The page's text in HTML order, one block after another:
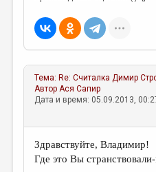
РЕДКОЛЛЕГИЯ
ОТ РЕДАКЦИИ
МАЛАЯ ПРОЗА
ЭССЕИСТИКА
ЛИТЕРАТУРОВЕДЕНИЕ
КУЛЬТУРОВЕДЕНИЕ
ПУБЛИЦИСТИКА
Тема: Re: Считалка Димир
АвторАся Сапир
Дата и время: 05.09.2013,
Здравствуйте, Владимир!
Где это Вы